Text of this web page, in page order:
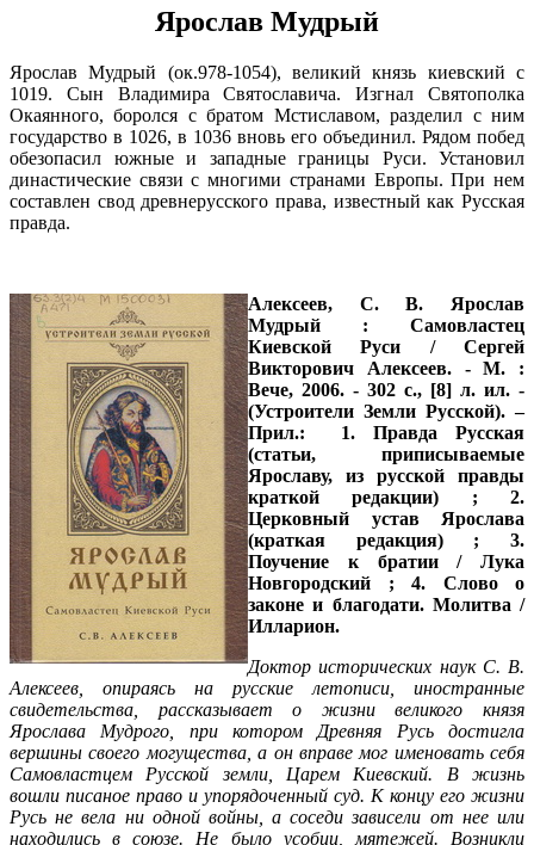
Ярослав Мудрый
Ярослав Мудрый (ок.978-1054), великий князь киевский с
1019. Сын Владимира Святославича. Изгнал Святополка
Окаянного, боролся с братом Мстиславом, разделил с ним
государство в 1026, в 1036 вновь его объединил. Рядом побед
обезопасил южные и западные границы Руси. Установил
династические связи с многими странами Европы. При нем
составлен свод древнерусского права, известный как Русская
правда.
Алексеев, С. В. Ярослав
Мудрый : Самовластец
Киевской Руси / Сергей
Викторович Алексеев. - М. :
Вече, 2006. - 302 с., [8] л. ил. -
(Устроители Земли Русской). –
Прил.: 1. Правда Русская
(статьи, приписываемые
Ярославу, из русской правды
краткой редакции) ; 2.
Церковный устав Ярослава
(краткая редакция) ; 3.
Поучение к братии / Лука
Новгородский ; 4. Слово о
законе и благодати. Молитва /
Илларион.
Доктор исторических наук С. В.
Алексеев, опираясь на русские летописи, иностранные
свидетельства, рассказывает о жизни великого князя
Ярослава Мудрого, при котором Древняя Русь достигла
вершины своего могущества, а он вправе мог именовать себя
Самовластцем Русской земли, Царем Киевский. В жизнь
вошли писаное право и упорядоченный суд. К концу его жизни
Русь не вела ни одной войны, а соседи зависели от нее или
находились в союзе. Не было усобиц, мятежей. Возникли